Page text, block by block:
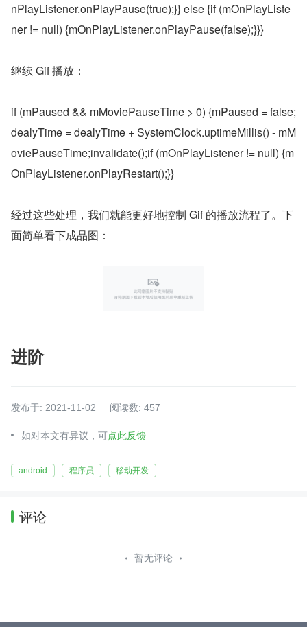
nPlayListener.onPlayPause(true);}} else {if (mOnPlayListe
ner != null) {mOnPlayListener.onPlayPause(false);}}}
继续 Gif 播放：
if (mPaused && mMoviePauseTime > 0) {mPaused = false;
dealyTime = dealyTime + SystemClock.uptimeMillis() - mM
oviePauseTime;invalidate();if (mOnPlayListener != null) {m
OnPlayListener.onPlayRestart();}}
经过这些处理，我们就能更好地控制 Gif 的播放流程了。下
面简单看下成品图：
进阶
发布于: 2021-11-02 阅读数: 457
如对本文有异议，可点此反馈
android 程序员 移动开发
评论
暂无评论